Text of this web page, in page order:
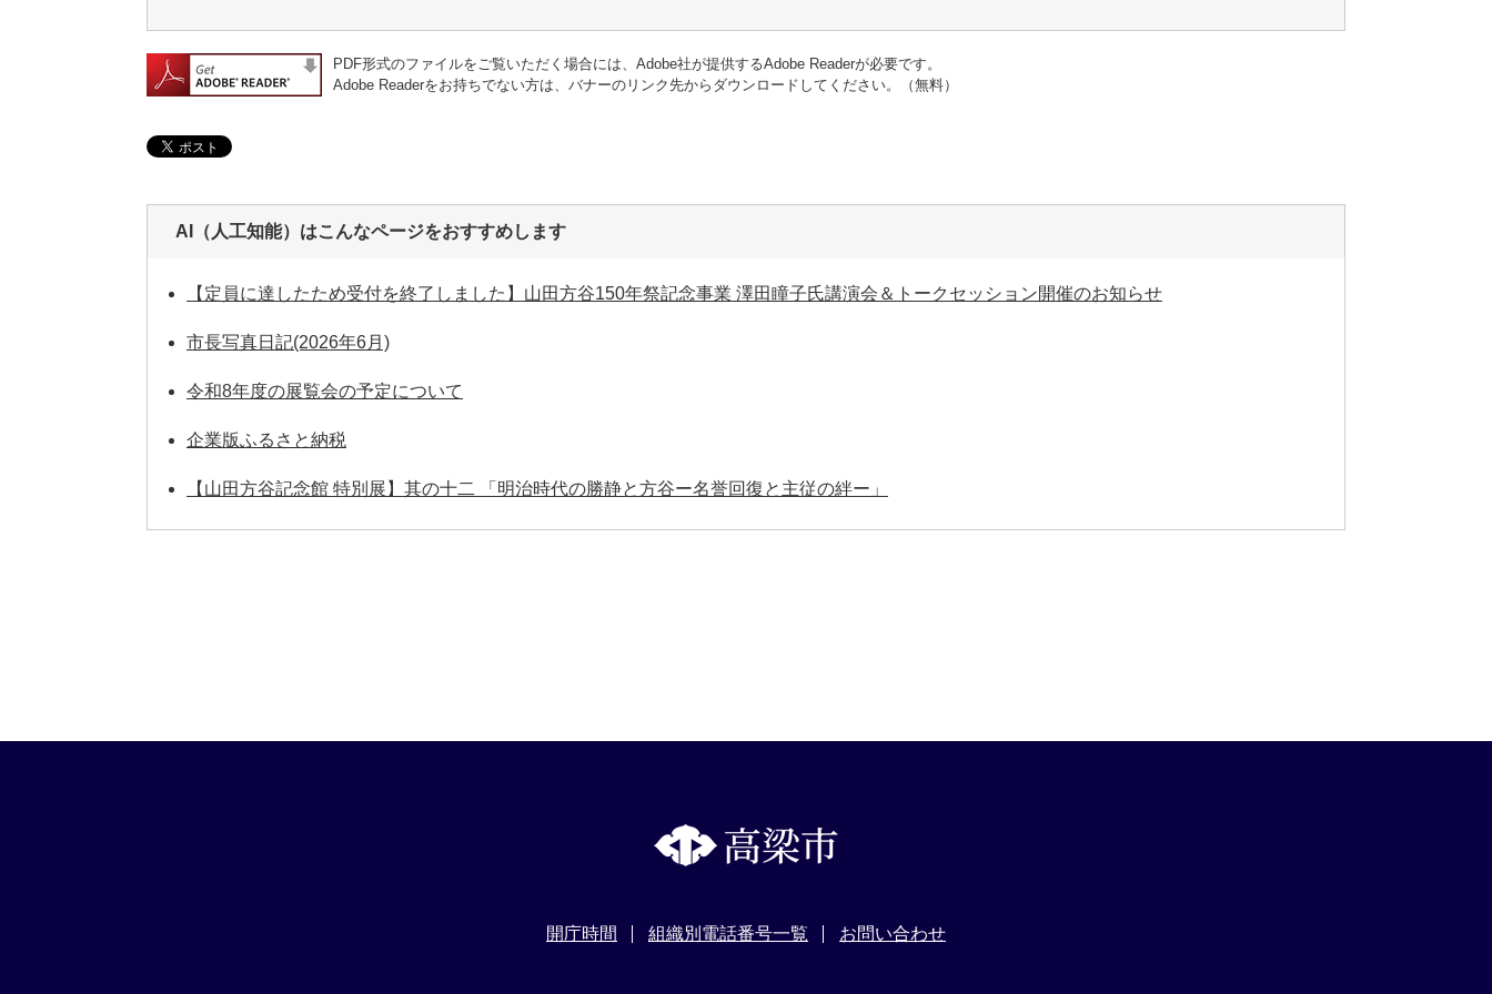
PDF形式のファイルをご覧いただく場合には、Adobe社が提供するAdobe Readerが必要です。
Adobe Readerをお持ちでない方は、バナーのリンク先からダウンロードしてください。（無料）
AI（人工知能）はこんなページをおすすめします
【定員に達したため受付を終了しました】山田方谷150年祭記念事業 澤田瞳子氏講演会＆トークセッション開催のお知らせ
市長写真日記(2026年6月)
令和8年度の展覧会の予定について
企業版ふるさと納税
【山田方谷記念館 特別展】其の十二 「明治時代の勝静と方谷ー名誉回復と主従の絆ー」
開庁時間 組織別電話番号一覧 お問い合わせ